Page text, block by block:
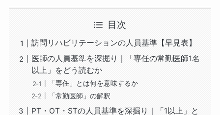
目次
訪問リハビリテーションの人員基準【早見表】
医師の人員基準を深掘り｜「専任の常勤医師1名
以上」をどう読むか
「専任」とは何を意味するか
「常勤医師」の解釈
PT・OT・STの人員基準を深掘り｜「1以上」と